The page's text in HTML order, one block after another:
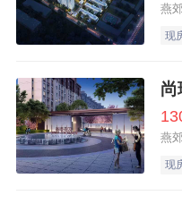
房产只要价格到位
深圳龙岗区一处新
房者正在咨询。 吴
燕
现
尚
燕
现